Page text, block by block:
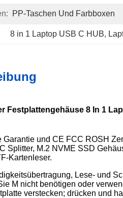
PP-Taschen Und Farbboxen
8 in 1 Laptop USB C HUB,
Festplattengehäuse 8 In 1
Garantie und CE FCC ROSH
Splitter, M.2 NVME SSD
Kartenleser.
Lese- und
M nicht benötigen oder
verstecken; drücken und